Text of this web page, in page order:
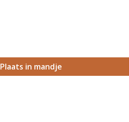
Plaats in mandje